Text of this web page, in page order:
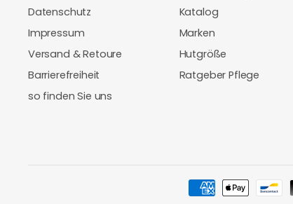
Datenschutz
Impressum
Versand & Retoure
Barrierefreiheit
so finden Sie uns
Katalog
Marken
Hutgröße
Ratgeber Pflege